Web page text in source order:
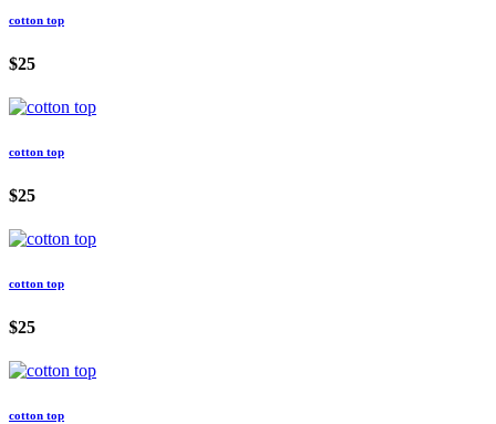
cotton top
$25
cotton top
$25
cotton top
$25
cotton top